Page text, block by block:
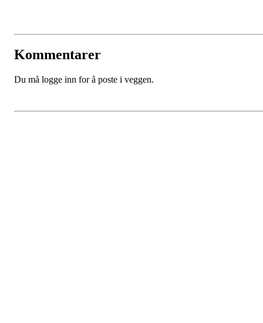
Kommentarer
Du må logge inn for å poste i veggen.